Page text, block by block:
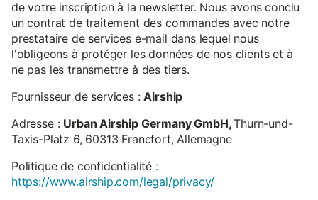
de votre inscription à la newsletter. Nous avons conclu
un contrat de traitement des commandes avec notre
prestataire de services e-mail dans lequel nous
l'obligeons à protéger les données de nos clients et à
ne pas les transmettre à des tiers.
Fournisseur de services :Airship
Adresse : Urban Airship Germany GmbH,Thurn-und-
Taxis-Platz 6, 60313 Francfort, Allemagne
Politique de confidentialité :
https://www.airship.com/legal/privacy/